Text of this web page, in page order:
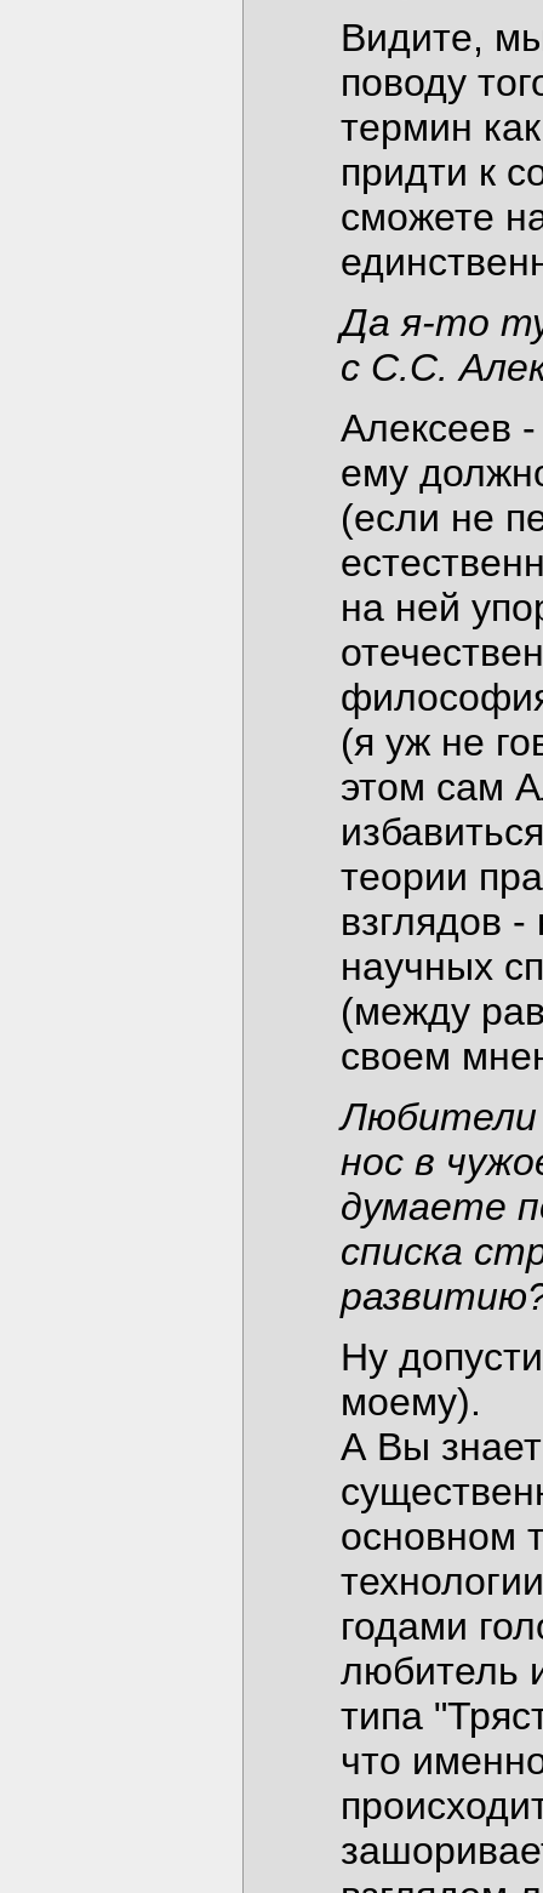
Видите,
поводу
термин
придти к
сможете
Да я-то
с С.С.
Алексеев
ему
(если не
на ней
(я уж не
этом сам
теории
взглядов
научных
(между
своем
нос в
думаете
списка
Ну
моему).
А Вы
основном
годами
любитель
типа
что